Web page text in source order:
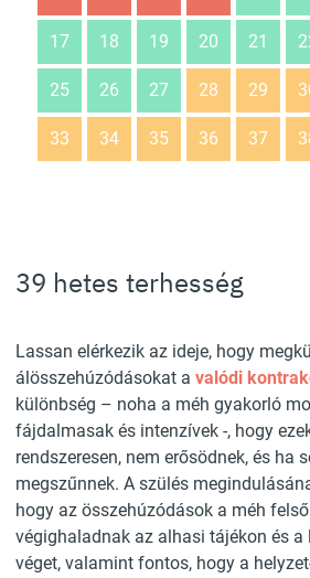
17 18 19 20 21
25 26 27 28 29
33 34 35 36 37
39 hetes terhesség
Lassan elérkezik az ideje, hogy
álösszehúzódásokat a valódi
különbség – noha a méh gyakorló
fájdalmasak és intenzívek -, hogy
rendszeresen, nem erősödnek, és ha
megszűnnek. A szülés
hogy az összehúzódások a méh
végighaladnak az alhasi tájékon és a
véget, valamint fontos, hogy a